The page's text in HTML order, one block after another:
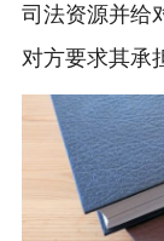
司法资源并给
对方要求其承